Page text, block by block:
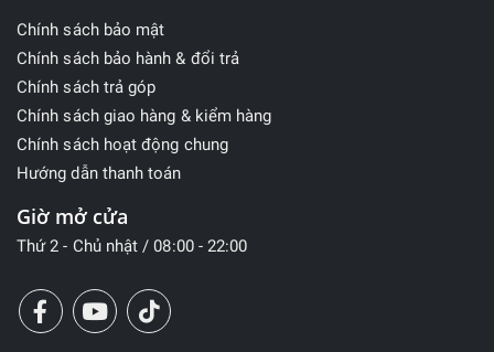
Chính sách bảo mật
Chính sách bảo hành & đổi trả
Chính sách trả góp
Chính sách giao hàng & kiểm hàng
Chính sách hoạt động chung
Hướng dẫn thanh toán
Giờ mở cửa
Thứ 2 - Chủ nhật / 08:00 - 22:00